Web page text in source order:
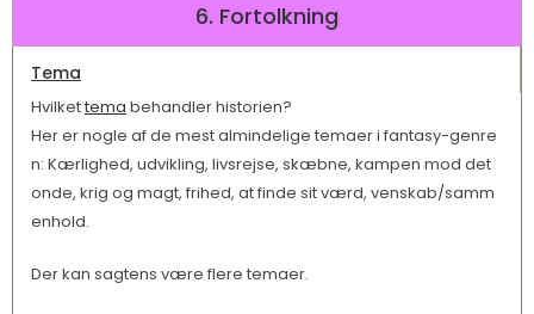
6. Fortolkning
Tema
Hvilkettema behandler historien?
Her er nogle af de mest almindelige temaer i fantasy-genre
n: Kærlighed, udvikling, livsrejse, skæbne, kampen mod det
onde, krig og magt, frihed, at finde sit værd, venskab/samm
enhold.
Der kan sagtens være flere temaer.